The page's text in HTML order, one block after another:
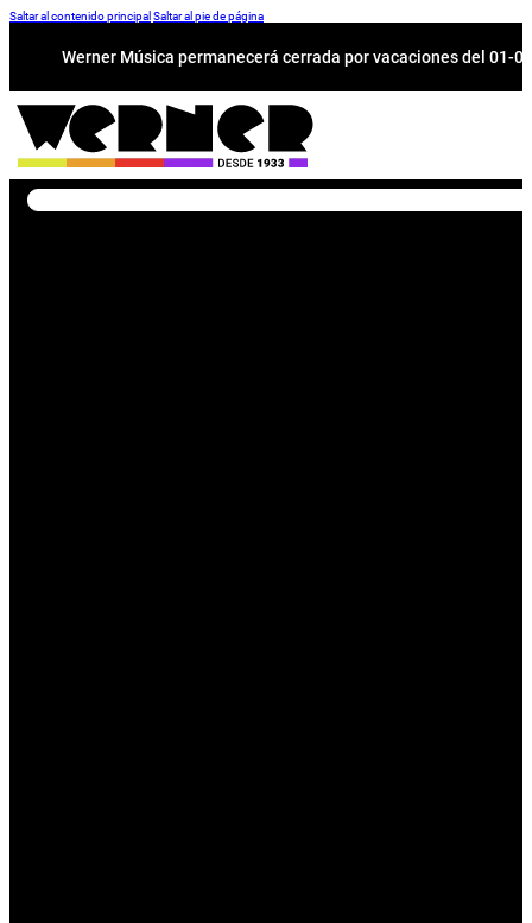
Saltar al contenido principal Saltar al pie de página
Werner Música permanecerá cerrada por vacaciones del 01-
Buscar